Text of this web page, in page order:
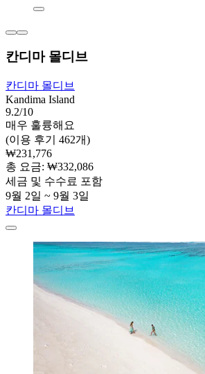
칸디마 몰디브
칸디마 몰디브
Kandima Island
9.2/10
매우 훌륭해요
(이용 후기 462개)
₩231,776
총 요금: ₩332,086
세금 및 수수료 포함
9월 2일 ~ 9월 3일
칸디마 몰디브